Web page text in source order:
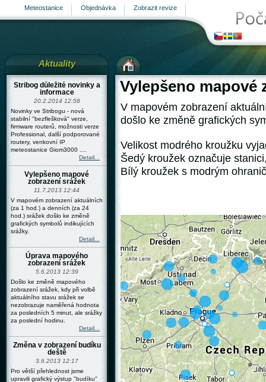
Zobrazit revize
Objednávka
Meteostanice
Aktuality
Stribog důležité novinky a
informace
20.2.2014 12:58
Novinky ve Stribogu - nová
stabilní "bezflešková" verze,
firmware routerů, možnosti verze
Professional, další podporované
routery, venkovní IP
meteostanice Giom3000 ....
Detail...
Vylepšeno mapové
zobrazení srážek
11.7.2013 12:44
V mapovém zobrazení aktuálních
(za 1 hod.) a denních (za 24
hod.) srážek došlo ke změně
grafických symbolů indikujících
srážky.
Detail...
Úprava mapového
zobrazení srážek
5.6.2013 12:39
Došlo ke změně mapového
zobrazení srážek, kdy při volbě
aktuálního stavu srážek se
nezobrazuje naměřená hodnota
za posledních 5 minut, ale srážky
za poslední hodinu.
Detail...
Změna v zobrazení budíku
deště
3.6.2013 12:17
Pro větší přehlednost jsme
upravili grafický výstup "budíku"
stránka
Vylepšeno mapové
V mapovém zobrazení
došlo ke změně grafických
Velikost modrého kroužku
Šedý kroužek označuje
Bílý kroužek s modrým